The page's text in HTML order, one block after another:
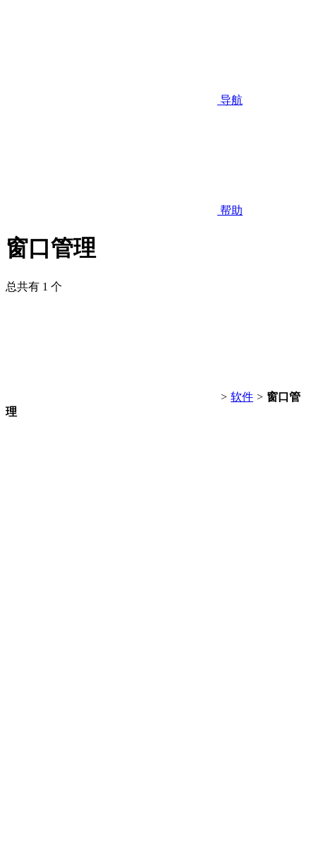
导航
帮助
窗口管理
总共有 1 个
> 软件 > 窗口管
理